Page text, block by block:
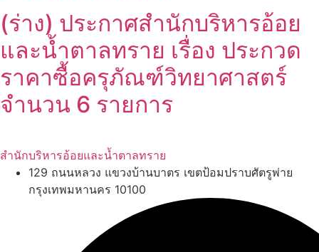
(ร่าง) ประกาศสำนักบริหารอ้อย
และน้ำตาลทราย เรื่อง ประกวด
ราคาซื้อครุภัณฑ์วิทยาศาสตร์
จำนวน 6 รายการ
สำนักบริหารอ้อยและน้ำตาลทราย
129 ถนนหลวง แขวงบ้านบาตร เขตป้อมปราบศัตรูพ่าย
กรุงเทพมหานคร 10100